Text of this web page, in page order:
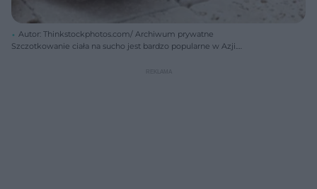
Autor: Thinkstockphotos.com/ Archiwum prywatne
Szczotkowanie ciała na sucho jest bardzo popularne w Azji.